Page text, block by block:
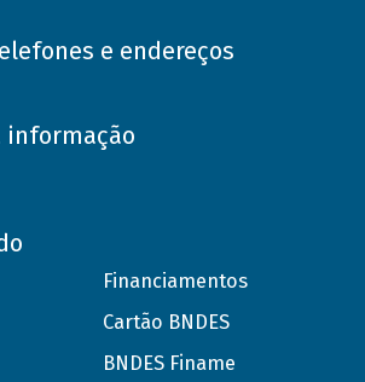
e endereços
informação
Financiamentos
Cartão BNDES
BNDES Finame